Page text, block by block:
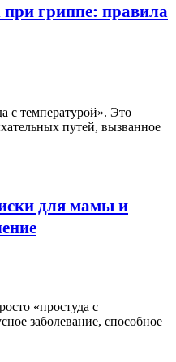
при гриппе: правила
с температурой». Это
путей, вызванное
для мамы и
«простуда с
заболевание, способное